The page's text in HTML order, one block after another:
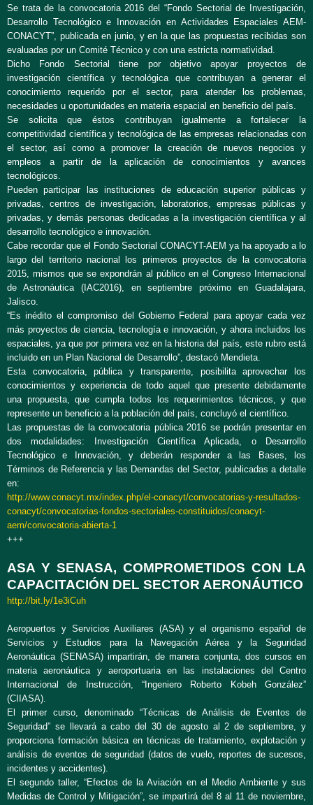
Se trata de la convocatoria 2016 del “Fondo Sectorial de Investigación,
Desarrollo Tecnológico e Innovación en Actividades Espaciales AEM-
CONACYT”, publicada en junio, y en la que las propuestas recibidas son
evaluadas por un Comité Técnico y con una estricta normatividad.
Dicho Fondo Sectorial tiene por objetivo apoyar proyectos de
investigación científica y tecnológica que contribuyan a generar el
conocimiento requerido por el sector, para atender los problemas,
necesidades u oportunidades en materia espacial en beneficio del país.
Se solicita que éstos contribuyan igualmente a fortalecer la
competitividad científica y tecnológica de las empresas relacionadas con
el sector, así como a promover la creación de nuevos negocios y
empleos a partir de la aplicación de conocimientos y avances
tecnológicos.
Pueden participar las instituciones de educación superior públicas y
privadas, centros de investigación, laboratorios, empresas públicas y
privadas, y demás personas dedicadas a la investigación científica y al
desarrollo tecnológico e innovación.
Cabe recordar que el Fondo Sectorial CONACYT-AEM ya ha apoyado a lo
largo del territorio nacional los primeros proyectos de la convocatoria
2015, mismos que se expondrán al público en el Congreso Internacional
de Astronáutica (IAC2016), en septiembre próximo en Guadalajara,
Jalisco.
“Es inédito el compromiso del Gobierno Federal para apoyar cada vez
más proyectos de ciencia, tecnología e innovación, y ahora incluidos los
espaciales, ya que por primera vez en la historia del país, este rubro está
incluido en un Plan Nacional de Desarrollo”, destacó Mendieta.
Esta convocatoria, pública y transparente, posibilita aprovechar los
conocimientos y experiencia de todo aquel que presente debidamente
una propuesta, que cumpla todos los requerimientos técnicos, y que
represente un beneficio a la población del país, concluyó el científico.
Las propuestas de la convocatoria pública 2016 se podrán presentar en
dos modalidades: Investigación Científica Aplicada, o Desarrollo
Tecnológico e Innovación, y deberán responder a las Bases, los
Términos de Referencia y las Demandas del Sector, publicadas a detalle
en:
http://www.conacyt.mx/index.php/el-conacyt/convocatorias-y-resultados-
conacyt/convocatorias-fondos-sectoriales-constituidos/conacyt-
aem/convocatoria-abierta-1
+++
ASA Y SENASA, COMPROMETIDOS CON LA
CAPACITACIÓN DEL SECTOR AERONÁUTICO
http://bit.ly/1e3iCuh
Aeropuertos y Servicios Auxiliares (ASA) y el organismo español de
Servicios y Estudios para la Navegación Aérea y la Seguridad
Aeronáutica (SENASA) impartirán, de manera conjunta, dos cursos en
materia aeronáutica y aeroportuaria en las instalaciones del Centro
Internacional de Instrucción, “Ingeniero Roberto Kobeh González”
(CIIASA).
El primer curso, denominado “Técnicas de Análisis de Eventos de
Seguridad” se llevará a cabo del 30 de agosto al 2 de septiembre, y
proporciona formación básica en técnicas de tratamiento, explotación y
análisis de eventos de seguridad (datos de vuelo, reportes de sucesos,
incidentes y accidentes).
El segundo taller, “Efectos de la Aviación en el Medio Ambiente y sus
Medidas de Control y Mitigación”, se impartirá del 8 al 11 de noviembre,